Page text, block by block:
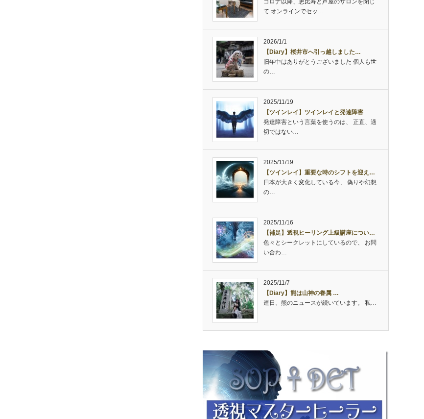
コロナ以降、恵比寿と芦屋のサロンを閉じ
て オンラインでセッ…
2026/1/1
【Diary】桜井市へ引っ越しました…
旧年中はありがとうございました 個人も世
の…
2025/11/19
【ツインレイ】ツインレイと発達障害
発達障害という言葉を使うのは、 正直、適
切ではない…
2025/11/19
【ツインレイ】重要な時のシフトを迎え…
日本が大きく変化している今、 偽りや幻想
の…
2025/11/16
【補足】透視ヒーリング上級講座につい…
色々とシークレットにしているので、 お問
い合わ…
2025/11/7
【Diary】熊は山神の眷属 …
連日、熊のニュースが続いています。 私…